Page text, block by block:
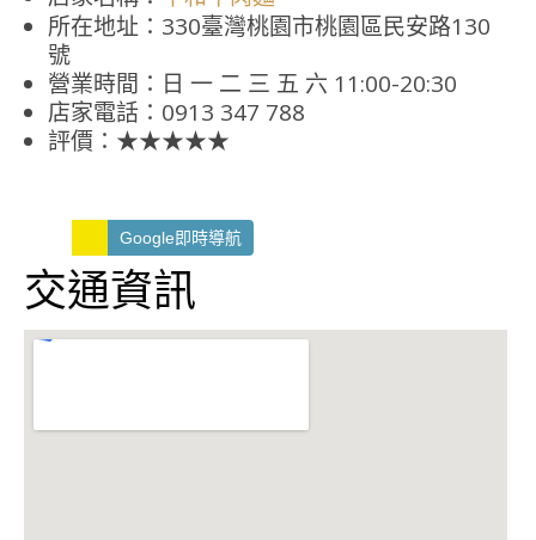
所在地址：330臺灣桃園市桃園區民安路130
號
營業時間：日 一 二 三 五 六 11:00-20:30
店家電話：0913 347 788
評價：★★★★★
Google即時導航
交通資訊